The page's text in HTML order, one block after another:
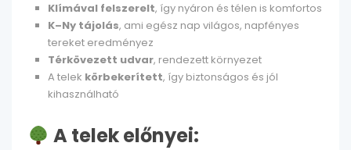
Klímával felszerelt, így nyáron és télen is komfortos
K–Ny tájolás, ami egész nap világos, napfényes
tereket eredményez
Térkövezett udvar, rendezett környezet
A telek körbekerített, így biztonságos és jól
kihasználható
A telek előnyei: